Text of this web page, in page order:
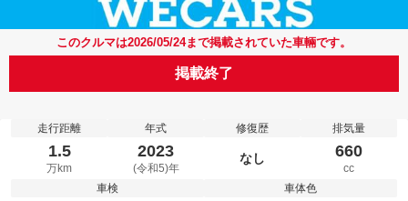
このクルマは2026/05/24まで掲載されていた車輛です。
掲載終了
走行距離
1.5
万km
年式
2023
(令和5)年
修復歴
なし
排気量
660
cc
車検
車体色